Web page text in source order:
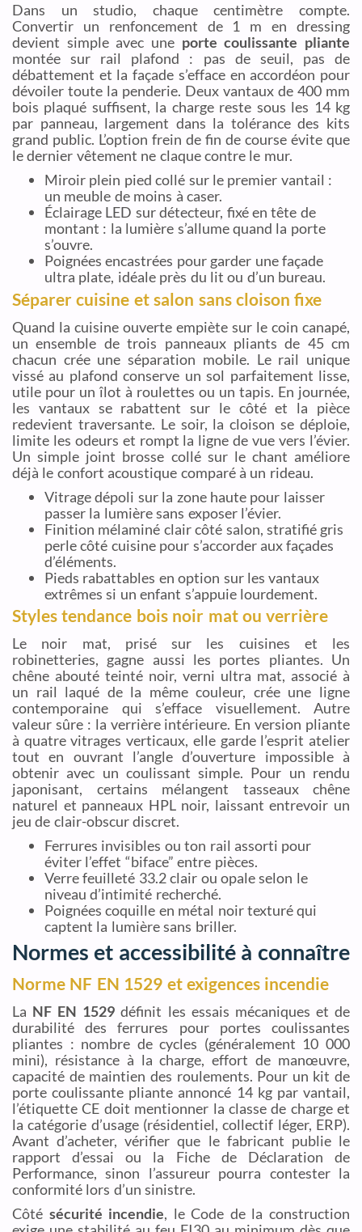
Dans un studio, chaque centimètre compte.
Convertir un renfoncement de 1 m en dressing
devient simple avec une porte coulissante pliante
montée sur rail plafond : pas de seuil, pas de
débattement et la façade s’efface en accordéon pour
dévoiler toute la penderie. Deux vantaux de 400 mm
bois plaqué suffisent, la charge reste sous les 14 kg
par panneau, largement dans la tolérance des kits
grand public. L’option frein de fin de course évite que
le dernier vêtement ne claque contre le mur.
Miroir plein pied collé sur le premier vantail :
un meuble de moins à caser.
Éclairage LED sur détecteur, fixé en tête de
montant : la lumière s’allume quand la porte
s’ouvre.
Poignées encastrées pour garder une façade
ultra plate, idéale près du lit ou d’un bureau.
Séparer cuisine et salon sans cloison fixe
Quand la cuisine ouverte empiète sur le coin canapé,
un ensemble de trois panneaux pliants de 45 cm
chacun crée une séparation mobile. Le rail unique
vissé au plafond conserve un sol parfaitement lisse,
utile pour un îlot à roulettes ou un tapis. En journée,
les vantaux se rabattent sur le côté et la pièce
redevient traversante. Le soir, la cloison se déploie,
limite les odeurs et rompt la ligne de vue vers l’évier.
Un simple joint brosse collé sur le chant améliore
déjà le confort acoustique comparé à un rideau.
Vitrage dépoli sur la zone haute pour laisser
passer la lumière sans exposer l’évier.
Finition mélaminé clair côté salon, stratifié gris
perle côté cuisine pour s’accorder aux façades
d’éléments.
Pieds rabattables en option sur les vantaux
extrêmes si un enfant s’appuie lourdement.
Styles tendance bois noir mat ou verrière
Le noir mat, prisé sur les cuisines et les
robinetteries, gagne aussi les portes pliantes. Un
chêne abouté teinté noir, verni ultra mat, associé à
un rail laqué de la même couleur, crée une ligne
contemporaine qui s’efface visuellement. Autre
valeur sûre : la verrière intérieure. En version pliante
à quatre vitrages verticaux, elle garde l’esprit atelier
tout en ouvrant l’angle d’ouverture impossible à
obtenir avec un coulissant simple. Pour un rendu
japonisant, certains mélangent tasseaux chêne
naturel et panneaux HPL noir, laissant entrevoir un
jeu de clair-obscur discret.
Ferrures invisibles ou ton rail assorti pour
éviter l’effet “biface” entre pièces.
Verre feuilleté 33.2 clair ou opale selon le
niveau d’intimité recherché.
Poignées coquille en métal noir texturé qui
captent la lumière sans briller.
Normes et accessibilité à connaître
Norme NF EN 1529 et exigences incendie
La NF EN 1529 définit les essais mécaniques et de
durabilité des ferrures pour portes coulissantes
pliantes : nombre de cycles (généralement 10 000
mini), résistance à la charge, effort de manœuvre,
capacité de maintien des roulements. Pour un kit de
porte coulissante pliante annoncé 14 kg par vantail,
l’étiquette CE doit mentionner la classe de charge et
la catégorie d’usage (résidentiel, collectif léger, ERP).
Avant d’acheter, vérifier que le fabricant publie le
rapport d’essai ou la Fiche de Déclaration de
Performance, sinon l’assureur pourra contester la
conformité lors d’un sinistre.
Côté sécurité incendie, le Code de la construction